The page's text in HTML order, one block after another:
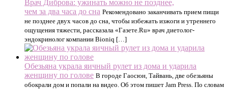
Врач Диброва: ужинать можно не позднее,
чем за два часа до сна Рекомендовано заканчивать прием пищи
не позднее двух часов до сна, чтобы избежать изжоги и утреннего
ощущения тяжести, рассказала «Газете.Ru» врач диетолог-
эндокринолог компании Bioniq […]
Обезьяна украла яичный рулет из дома и ударила
женщину по голове В городе Гаосюн, Тайвань, две обезьяны
обокрали дом и попали на видео. Об этом пишет Jam Press. По словам